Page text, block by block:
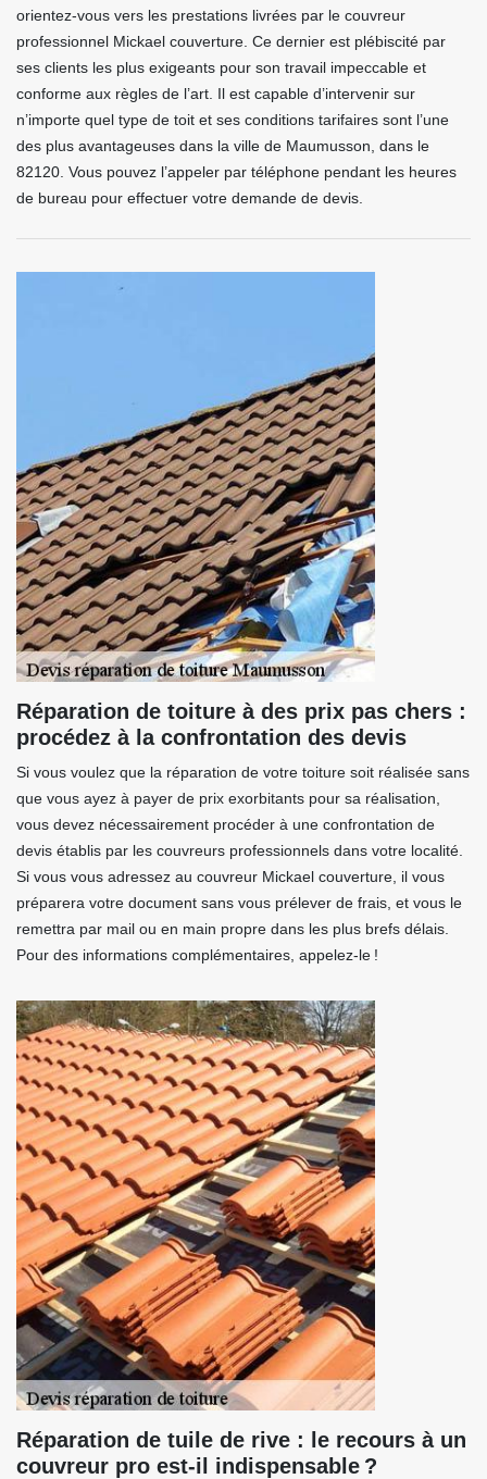
orientez-vous vers les prestations livrées par le couvreur
professionnel Mickael couverture. Ce dernier est plébiscité par
ses clients les plus exigeants pour son travail impeccable et
conforme aux règles de l’art. Il est capable d’intervenir sur
n’importe quel type de toit et ses conditions tarifaires sont l’une
des plus avantageuses dans la ville de Maumusson, dans le
82120. Vous pouvez l’appeler par téléphone pendant les heures
de bureau pour effectuer votre demande de devis.
Réparation de toiture à des prix pas chers :
procédez à la confrontation des devis
Si vous voulez que la réparation de votre toiture soit réalisée sans
que vous ayez à payer de prix exorbitants pour sa réalisation,
vous devez nécessairement procéder à une confrontation de
devis établis par les couvreurs professionnels dans votre localité.
Si vous vous adressez au couvreur Mickael couverture, il vous
préparera votre document sans vous prélever de frais, et vous le
remettra par mail ou en main propre dans les plus brefs délais.
Pour des informations complémentaires, appelez-le !
Réparation de tuile de rive : le recours à un
couvreur pro est-il indispensable ?